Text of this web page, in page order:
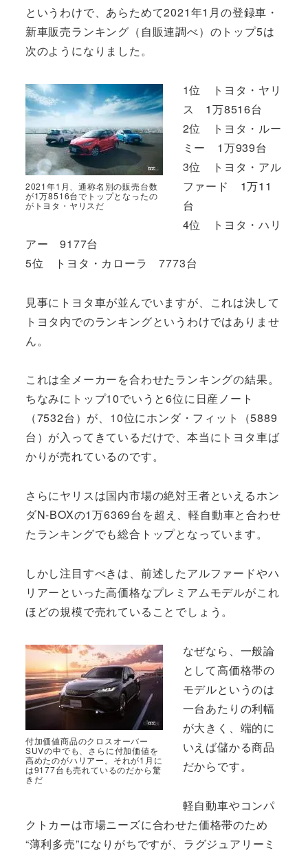
というわけで、あらためて2021年1月の登録車・
新車販売ランキング（自販連調べ）のトップ5は
次のようになりました。
2021年1月、通称名別の販売台数
が1万8516台でトップとなったの
がトヨタ・ヤリスだ
1位 トヨタ・ヤリ
ス 1万8516台
2位 トヨタ・ルー
ミー 1万939台
3位 トヨタ・アル
ファード 1万11
台
4位 トヨタ・ハリ
アー 9177台
5位 トヨタ・カローラ 7773台
見事にトヨタ車が並んでいますが、これは決して
トヨタ内でのランキングというわけではありませ
ん。
これは全メーカーを合わせたランキングの結果。
ちなみにトップ10でいうと6位に日産ノート
（7532台）が、10位にホンダ・フィット（5889
台）が入ってきているだけで、本当にトヨタ車ば
かりが売れているのです。
さらにヤリスは国内市場の絶対王者といえるホン
ダN-BOXの1万6369台を超え、軽自動車と合わせ
たランキングでも総合トップとなっています。
しかし注目すべきは、前述したアルファードやハ
リアーといった高価格なプレミアムモデルがこれ
ほどの規模で売れていることでしょう。
付加価値商品のクロスオーバー
SUVの中でも、さらに付加価値を
高めたのがハリアー。それが1月に
は9177台も売れているのだから驚
きだ
なぜなら、一般論
として高価格帯の
モデルというのは
一台あたりの利幅
が大きく、端的に
いえば儲かる商品
だからです。
軽自動車やコンパ
クトカーは市場ニーズに合わせた価格帯のため
“薄利多売”になりがちですが、ラグジュアリーミ